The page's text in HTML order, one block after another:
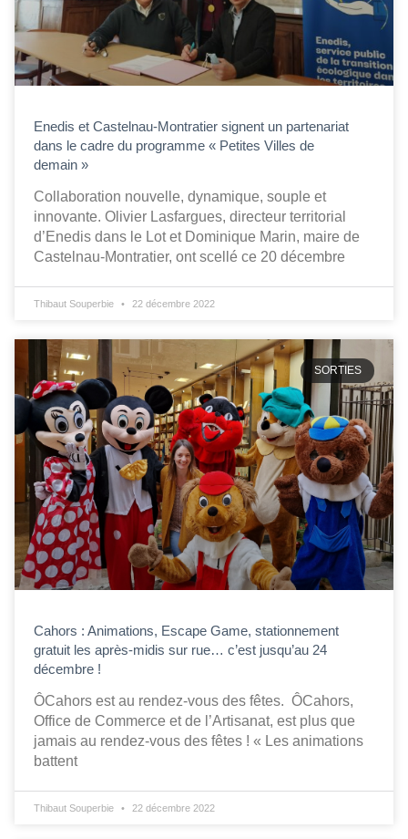
Enedis et Castelnau-Montratier signent un partenariat
dans le cadre du programme « Petites Villes de
demain »
Collaboration nouvelle, dynamique, souple et
innovante. Olivier Lasfargues, directeur territorial
d’Enedis dans le Lot et Dominique Marin, maire de
Castelnau-Montratier, ont scellé ce 20 décembre
Thibaut Souperbie 22 décembre 2022
SORTIES
Cahors : Animations, Escape Game, stationnement
gratuit les après-midis sur rue… c’est jusqu’au 24
décembre !
ÔCahors est au rendez-vous des fêtes. ÔCahors,
Office de Commerce et de l’Artisanat, est plus que
jamais au rendez-vous des fêtes ! « Les animations
battent
Thibaut Souperbie 22 décembre 2022